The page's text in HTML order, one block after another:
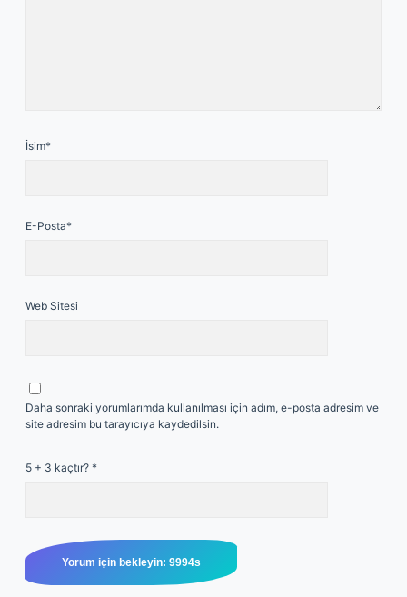
İsim*
E-Posta*
Web Sitesi
Daha sonraki yorumlarımda kullanılması için adım, e-posta adresim ve
site adresim bu tarayıcıya kaydedilsin.
5 + 3 kaçtır? *